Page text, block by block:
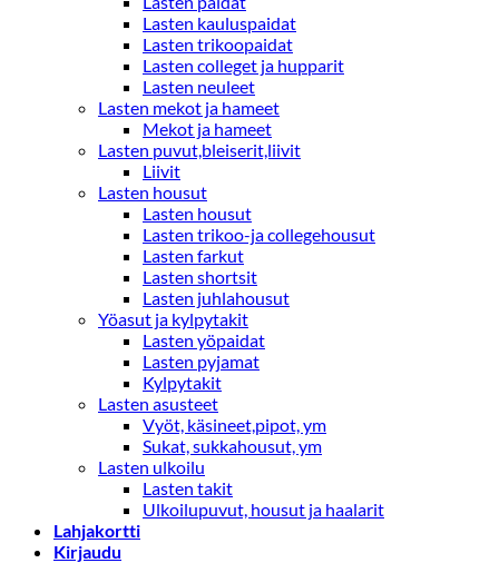
Lasten kauluspaidat
Lasten trikoopaidat
Lasten colleget ja hupparit
Lasten neuleet
Lasten mekot ja hameet
Mekot ja hameet
Lasten puvut,bleiserit,liivit
Liivit
Lasten housut
Lasten housut
Lasten trikoo-ja collegehousut
Lasten farkut
Lasten shortsit
Lasten juhlahousut
Yöasut ja kylpytakit
Lasten yöpaidat
Lasten pyjamat
Kylpytakit
Lasten asusteet
Vyöt, käsineet,pipot, ym
Sukat, sukkahousut, ym
Lasten ulkoilu
Lasten takit
Ulkoilupuvut, housut ja haalarit
Lahjakortti
Kirjaudu